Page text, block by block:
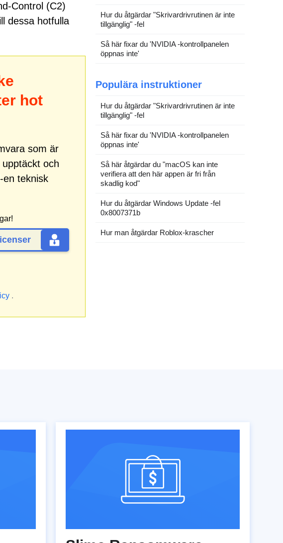
Control (C2)
dessa hotfulla
hot
som är
och
en teknisk
.
Hur du åtgärdar "Skrivardrivrutinen är inte
tillgänglig" -fel
Så här fixar du 'NVIDIA -kontrollpanelen
öppnas inte'
Populära instruktioner
Hur du åtgärdar "Skrivardrivrutinen är inte
tillgänglig" -fel
Så här fixar du 'NVIDIA -kontrollpanelen
öppnas inte'
Så här åtgärdar du "macOS kan inte
verifiera att den här appen är fri från
skadlig kod"
Hur du åtgärdar Windows Update -fel
0x8007371b
Hur man åtgärdar Roblox-krascher